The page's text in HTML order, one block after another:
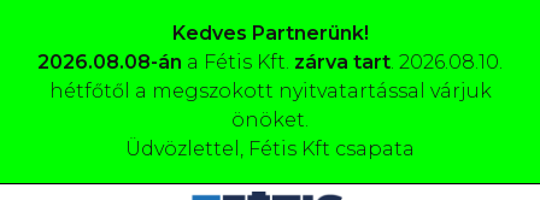
Kedves Partnerünk!
2026.08.08-án a Fétis Kft. zárva tart. 2026.08.10.
hétfőtől a megszokott nyitvatartással várjuk
önöket.
Üdvözlettel, Fétis Kft csapata